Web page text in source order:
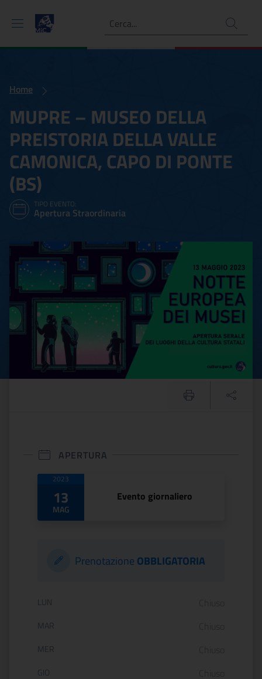
Ricerca
Home
MUPRE – MUSEO DELLA
PREISTORIA DELLA VALLE
CAMONICA, CAPO DI PONTE
(BS)
TIPO EVENTO:
Apertura Straordinaria
MUPRE – MUSEO DELLA
APERTURA
Date di apertura
2023
13
MAG
Evento giornaliero
Prenotazione OBBLIGATORIA
Orario di apertura:
LUN
MAR
MER
GIO